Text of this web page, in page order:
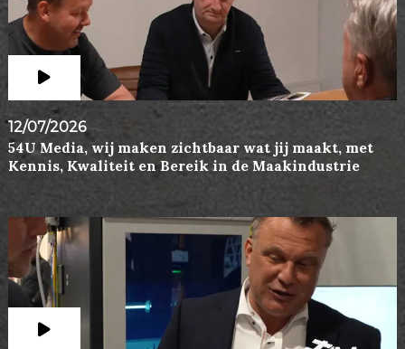
12/07/2026
54U Media, wij maken zichtbaar wat jij maakt, met
Kennis, Kwaliteit en Bereik in de Maakindustrie